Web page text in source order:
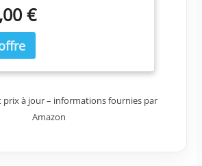
€
prix à jour – informations fournies par
Amazon